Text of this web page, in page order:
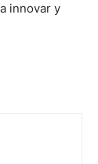
innovar y